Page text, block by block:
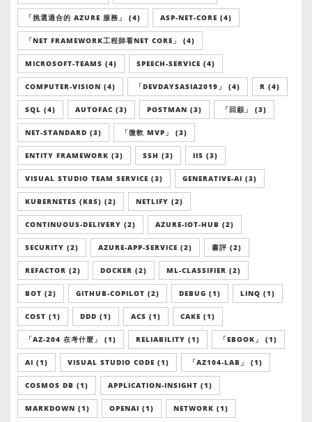
「挑選適合的 AZURE 服務」 (4) ASP-NET-CORE (4)
「NET FRAMEWORK工程師看NET CORE」 (4)
MICROSOFT-TEAMS (4) SPEECH-SERVICE (4)
COMPUTER-VISION (4) 「DEVDAYSASIA2019」 (4) R (4)
SQL (4) AUTOFAC (3) POSTMAN (3) 「回顧」 (3)
NET-STANDARD (3) 「微軟 MVP」 (3)
ENTITY FRAMEWORK (3) SSH (3) IIS (3)
VISUAL STUDIO TEAM SERVICE (3) GENERATIVE-AI (3)
KUBERNETES (K8S) (2) NETLIFY (2)
CONTINUOUS-DELIVERY (2) AZURE-IOT-HUB (2)
SECURITY (2) AZURE-APP-SERVICE (2) 書評 (2)
REFACTOR (2) DOCKER (2) ML-CLASSIFIER (2)
BOT (2) GITHUB-COPILOT (2) DEBUG (1) LINQ (1)
COST (1) DDD (1) ACS (1) CAKE (1)
「AZ-204 在考什麼」 (1) RELIABILITY (1) 「EBOOK」 (1)
AI (1) VISUAL STUDIO CODE (1) 「AZ104-LAB」 (1)
COSMOS DB (1) APPLICATION-INSIGHT (1)
MARKDOWN (1) OPENAI (1) NETWORK (1)